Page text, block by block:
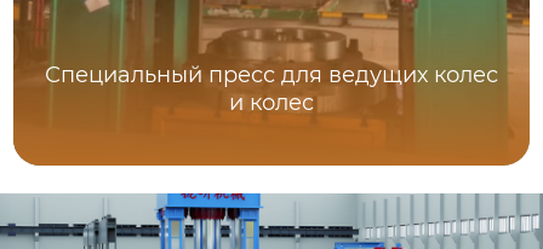
Специальный пресс для ведущих колес
и колес